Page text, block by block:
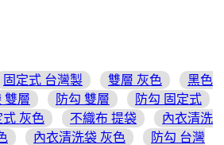
固定式 台灣製 雙層 灰色
黑色
雙層 防勾 雙層
防勾 固定式
式 灰色 不織布 提袋
內衣清洗
內衣清洗袋 灰色
防勾 台灣